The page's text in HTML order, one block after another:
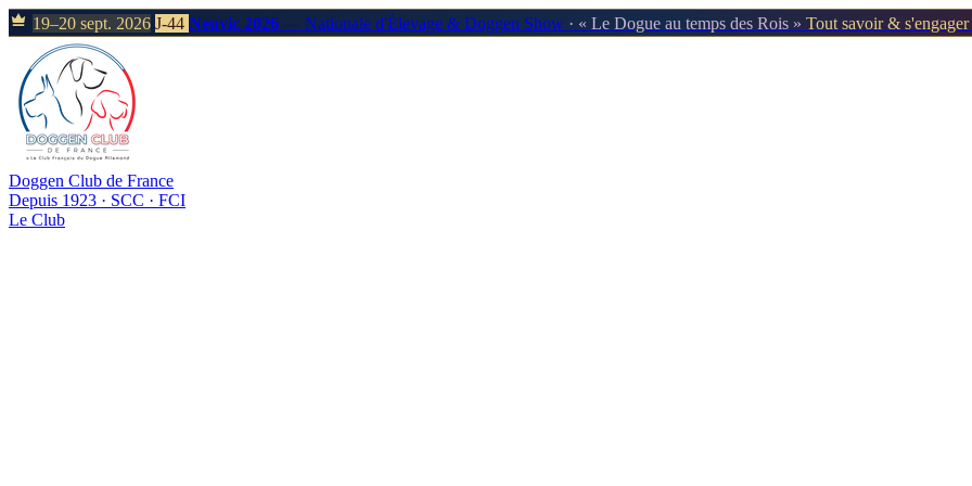
19–20 sept. 2026 J-44 Neuvic 2026 — Nationale d'Élevage & Doggen Show · « Le Dogue au temps des Rois » Tout savoir &
Doggen Club de France
Depuis 1923 · SCC · FCI
Le Club